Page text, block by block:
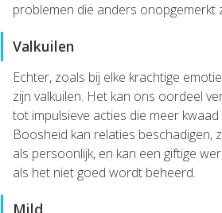
problemen die anders onopgemerkt
Valkuilen
Echter, zoals bij elke krachtige
zijn valkuilen. Het kan ons oordeel
tot impulsieve acties die meer
Boosheid kan relaties beschadigen,
als persoonlijk, en kan een giftige
als het niet goed wordt beheerd.
Mild